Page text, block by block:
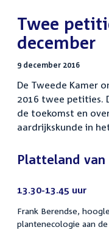
Twee
december
9 december 2016
De Tweede Kamer
2016 twee petities.
de toekomst en
aardrijkskunde in
Platteland
13.30-13.45 uur
Frank Berendse,
plantenecologie aan